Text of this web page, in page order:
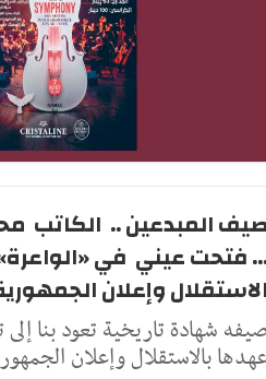
صيف المبدعين .. الكاتب
فتحت عيني في
الاستقلال وإعلان
صيفه شهادة تاريخية تعود بنا
بالاستقلال وإعلان